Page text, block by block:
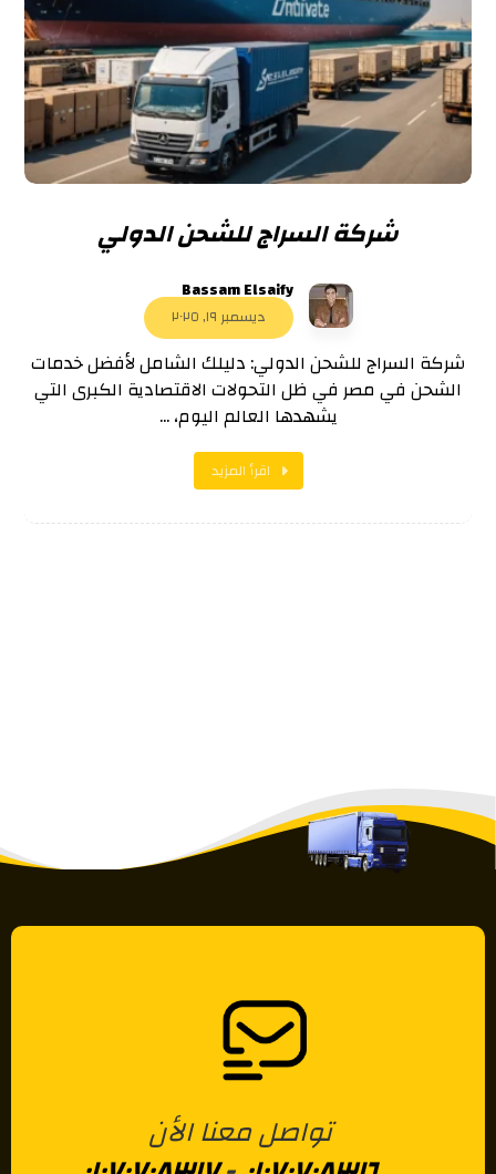
شركة السراج للشحن الدولي
Bassam Elsaify
ديسمبر ١٩, ٢٠٢٥
شركة السراج للشحن الدولي: دليلك الشامل لأفضل خدمات
الشحن في مصر في ظل التحولات الاقتصادية الكبرى التي
يشهدها العالم اليوم، ...
اقرأ المزيد
تواصل معنا الأن